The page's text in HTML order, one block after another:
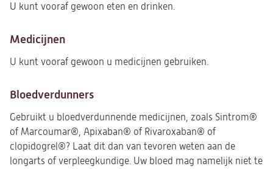
U kunt vooraf gewoon eten en drinken.
Medicijnen
U kunt vooraf gewoon u medicijnen gebruiken.
Bloedverdunners
Gebruikt u bloedverdunnende medicijnen, zoals Sintrom®
of Marcoumar®, Apixaban® of Rivaroxaban® of
clopidogrel®? Laat dit dan van tevoren weten aan de
longarts of verpleegkundige. Uw bloed mag namelijk niet te